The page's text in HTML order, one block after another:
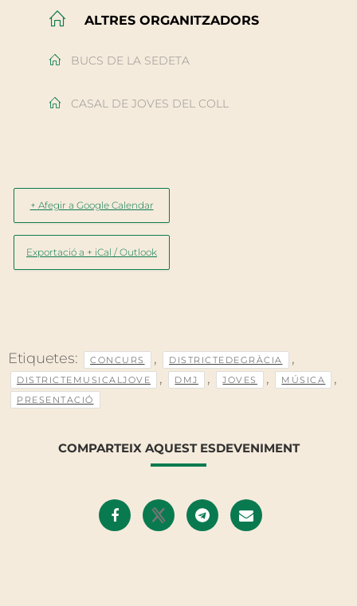
ALTRES ORGANITZADORS
BUCS DE LA SEDETA
CASAL DE JOVES DEL COLL
+ Afegir a Google Calendar
Exportació a + iCal / Outlook
Etiquetes: CONCURS , DISTRICTEDEGRÀCIA ,
DISTRICTEMUSICALJOVE , DMJ , JOVES , MÚSICA ,
PRESENTACIÓ
COMPARTEIX AQUEST ESDEVENIMENT